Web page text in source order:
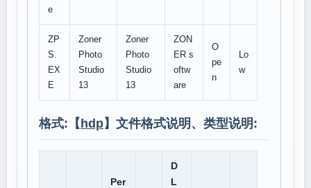
e
ZP
S.
EX
E
Zoner
Photo
Studio
13
Zoner
Photo
Studio
13
ZON
ER s
oftw
are
O
pe
n
Lo
w
格式:【 hdp】文件格式说明、类型说明:
Per
D
L